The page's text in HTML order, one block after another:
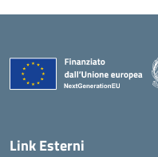
Link Esterni